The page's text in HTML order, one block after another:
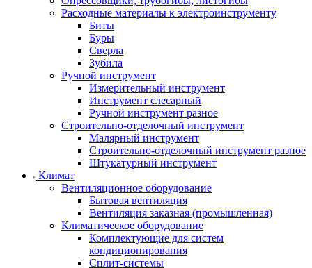
Расходные материалы к электроинструменту
Биты
Буры
Сверла
Зубила
Ручной инструмент
Измерительный инструмент
Инструмент слесарный
Ручной инструмент разное
Строительно-отделочный инструмент
Малярный инструмент
Строительно-отделочный инструмент разное
Штукатурный инструмент
Климат
Вентиляционное оборудование
Бытовая вентиляция
Вентиляция заказная (промышленная)
Климатическое оборудование
Комплектующие для систем
кондиционирования
Сплит-системы